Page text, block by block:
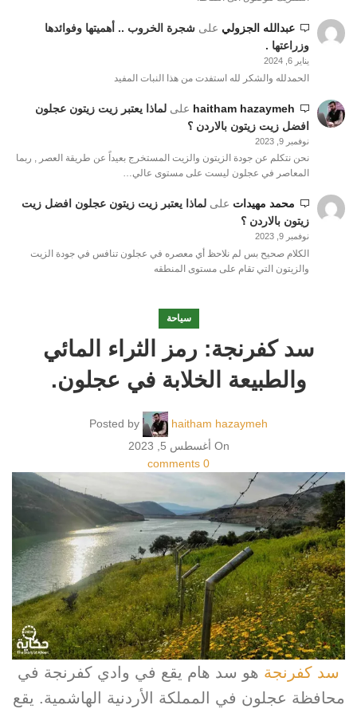
عبدالله الجزولي علىشجرة الخروب .. أهميتها وفوائدها
وزراعتها .
يناير 6, 2024
الحمدلله والشكر لله استفدت من هذا النبات المفيد
haitham hazaymeh علىلماذا يعتبر زيت زيتون عجلون
افضل زيت زيتون بالاردن ؟
نوفمبر 9, 2023
نحن نتكلم عن جودة الزيتون والزيت المستخرج بعيداً عن طريقة العصر , ربما
المعاصر في عجلون ليست على مستوى عالي…
محمد مهيدات علىلماذا يعتبر زيت زيتون عجلون افضل زيت
زيتون بالاردن ؟
نوفمبر 9, 2023
الكلام صحيح بس لم نلاحظ أي معصره في عجلون تنافس في جودة الزيت
والزيتون التي تقام على مستوى المنطقه
سياحة
سد كفرنجة: رمز الثراء المائي
والطبيعة الخلابة في عجلون.
Posted by
haitham hazaymeh
On أغسطس 5, 2023
0
comments
سد كفرنجة هو سد هام يقع في وادي كفرنجة في
محافظة عجلون في المملكة الأردنية الهاشمية. يقع